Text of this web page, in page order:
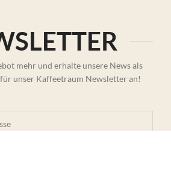
mehr und erhalte unsere News als
unser Kaffeetraum Newsletter an!